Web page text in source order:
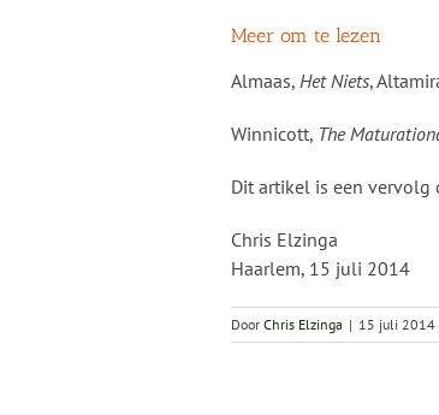
Meer om te lezen
Almaas, Het Niets,
Winnicott, The
Dit artikel is een vervolg
Chris Elzinga
Haarlem, 15 juli 2014
Door Chris Elzinga | 15 juli 2014